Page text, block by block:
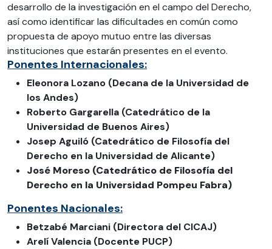
desarrollo de la investigación en el campo del Derecho,
así como identificar las dificultades en común como
propuesta de apoyo mutuo entre las diversas
instituciones que estarán presentes en el evento.
Ponentes Internacionales:
Eleonora Lozano (Decana de la Universidad de
los Andes)
Roberto Gargarella (Catedrático de la
Universidad de Buenos Aires)
Josep Aguiló (Catedrático de Filosofía del
Derecho en la Universidad de Alicante)
José Moreso (Catedrático de Filosofía del
Derecho en la Universidad Pompeu Fabra)
Ponentes Nacionales:
Betzabé Marciani (Directora del CICAJ)
Arelí Valencia (Docente PUCP)